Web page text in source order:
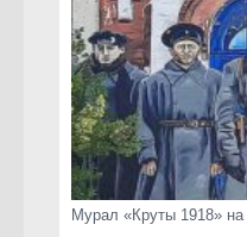
Мурал «Круты 1918»